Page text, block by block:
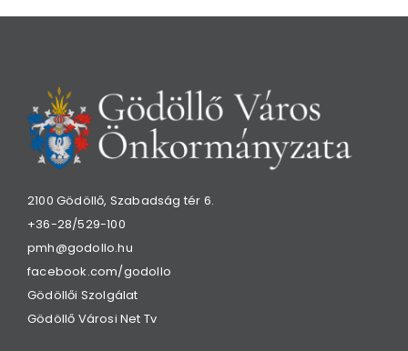
2100 Gödöllő, Szabadság tér 6.
+36-28/529-100
pmh@godollo.hu
facebook.com/godollo
Gödöllői Szolgálat
Gödöllő Városi Net Tv